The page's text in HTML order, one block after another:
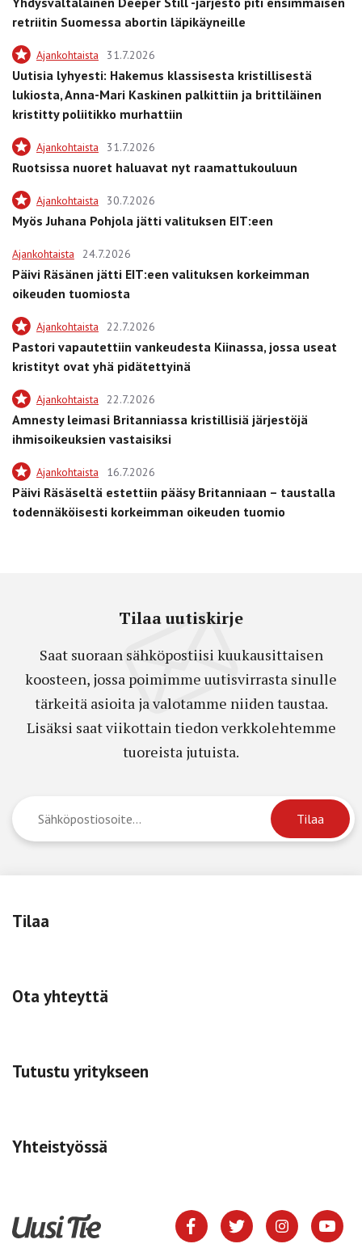
retriitin Suomessa abortin läpikäyneille
Ajankohtaista 31.7.2026
Uutisia lyhyesti: Hakemus klassisesta kristillisestä
lukiosta, Anna-Mari Kaskinen palkittiin ja brittiläinen
kristitty poliitikko murhattiin
Ajankohtaista 31.7.2026
Ruotsissa nuoret haluavat nyt raamattukouluun
Ajankohtaista 30.7.2026
Myös Juhana Pohjola jätti valituksen EIT:een
Ajankohtaista 24.7.2026
Päivi Räsänen jätti EIT:een valituksen korkeimman
oikeuden tuomiosta
Ajankohtaista 22.7.2026
Pastori vapautettiin vankeudesta Kiinassa, jossa useat
kristityt ovat yhä pidätettyinä
Ajankohtaista 22.7.2026
Amnesty leimasi Britanniassa kristillisiä järjestöjä
ihmisoikeuksien vastaisiksi
Ajankohtaista 16.7.2026
Päivi Räsäseltä estettiin pääsy Britanniaan – taustalla
todennäköisesti korkeimman oikeuden tuomio
Tilaa uutiskirje
Saat suoraan sähköpostiisi kuukausittaisen
koosteen, jossa poimimme uutisvirrasta sinulle
tärkeitä asioita ja valotamme niiden taustaa.
Lisäksi saat viikottain tiedon verkkolehtemme
tuoreista jutuista.
Tilaa
Ota yhteyttä
Tutustu yritykseen
Yhteistyössä